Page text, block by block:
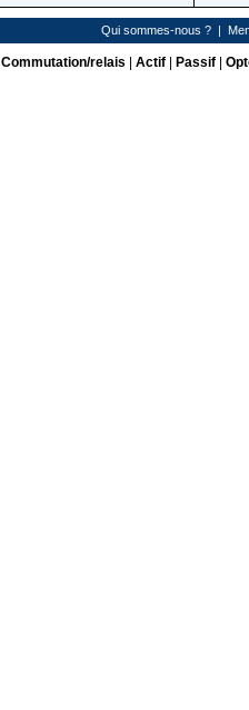
Qui sommes-nous ? |
Commutation/relais Actif| Passif|